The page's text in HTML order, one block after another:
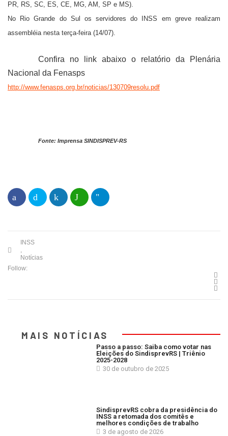
PR, RS, SC, ES, CE, MG, AM, SP e MS).
No Rio Grande do Sul os servidores do INSS em greve realizam
assembléia nesta terça-feira (14/07).
Confira no link abaixo o relatório da Plenária
Nacional da Fenasps
http://www.fenasps.org.br/noticias/130709resolu.pdf
Fonte: Imprensa SINDISPREV-RS
INSS
,
Notícias
Follow:
MAIS NOTÍCIAS
Passo a passo: Saiba como votar nas
Eleições do SindisprevRS | Triênio
2025-2028
30 de outubro de 2025
SindisprevRS cobra da presidência do
INSS a retomada dos comitês e
melhores condições de trabalho
3 de agosto de 2026